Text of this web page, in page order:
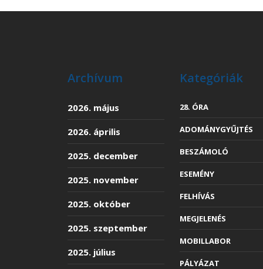
Archívum
2026. május
2026. április
2025. december
2025. november
2025. október
2025. szeptember
2025. július
Kategóriák
28. ÓRA
ADOMÁNYGYŰJTÉS
BESZÁMOLÓ
ESEMÉNY
FELHÍVÁS
MEGJELENÉS
MOBILLABOR
PÁLYÁZAT